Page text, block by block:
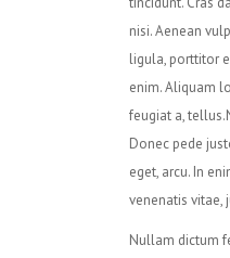
nisi. Aenean
ligula, porttitor
enim. Aliquam
feugiat a,
Donec pede
eget, arcu. In
venenatis vitae,
Nullam dictum